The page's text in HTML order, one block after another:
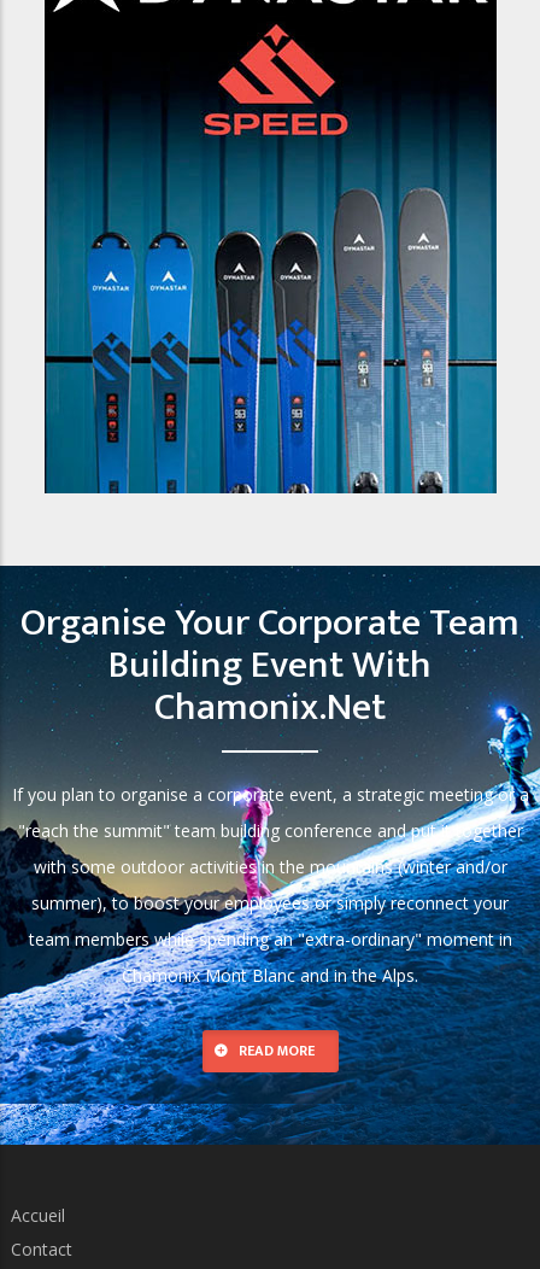
Organise Your Corporate Team
Building Event With
Chamonix.net
If you plan to organise a corporate event, a strategic meeting or a
"reach the summit" team building conference and put it together
with some outdoor activities in the mountains (winter and/or
summer), to boost your employees or simply reconnect your
team members while spending an "extra-ordinary" moment in
Chamonix Mont Blanc and in the Alps.
READ MORE
Accueil
Contact